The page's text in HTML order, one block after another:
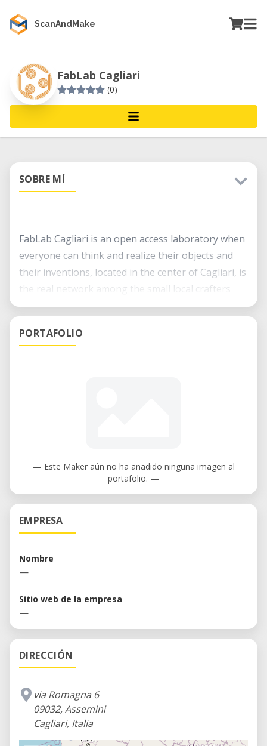
ScanAndMake
FabLab Cagliari
(0)
SOBRE MÍ
FabLab Cagliari is an open access laboratory when
everyone can think and realize their objects and
their inventions, located in the center of Cagliari, is
the real network among the small local crafters
and new makers. FabLab pursues purposes of
Manufacture, OpenHardware and Free Software
PORTAFOLIO
— Este Maker aún no ha añadido ninguna imagen al
portafolio. —
EMPRESA
Nombre
—
Sitio web de la empresa
—
DIRECCIÓN
via Romagna 6
09032, Assemini
Cagliari, Italia